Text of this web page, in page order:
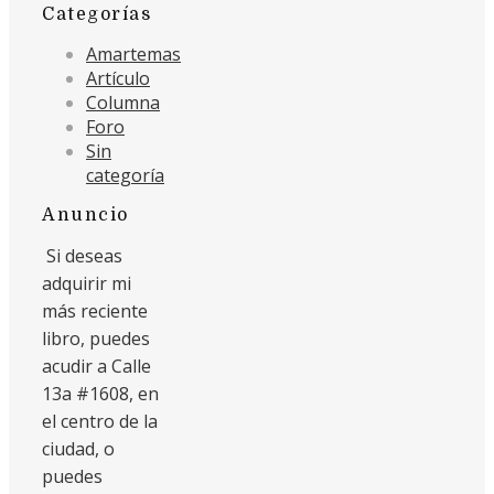
Categorías
Amartemas
Artículo
Columna
Foro
Sin
categoría
Anuncio
Si deseas
adquirir mi
más reciente
libro, puedes
acudir a Calle
13a #1608, en
el centro de la
ciudad, o
puedes